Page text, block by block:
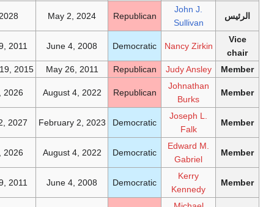
John J.
Sullivan
May 2, 2024
May 2, 2028
Democratic
June 4, 2008
January 19, 2011
Judy Ansley
Republican
May 26, 2011
September 19, 2015
August 4, 2022
August 4, 2026
Democratic
February 2, 2023
February 2, 2027
August 4, 2022
August 4, 2026
Democratic
June 4, 2008
January 19, 2011